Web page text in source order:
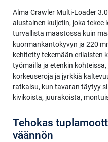
Alma Crawler Multi-Loader
alustainen kuljetin, joka
turvallista maastossa kuin
kuormankantokyvyn ja 220
kehitetty tekemään erilaisten
työmailla ja etenkin
korkeuseroja ja jyrkkiä
ratkaisu, kun tavaran täytyy
kivikoista, juurakoista,
Tehokas
väännön